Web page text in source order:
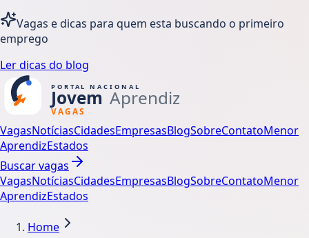
Vagas e dicas para quem esta buscando o primeiro
emprego
Ler dicas do blog
VagasNotíciasCidadesEmpresasBlogSobreContatoMenor
AprendizEstados
Buscar vagas
VagasNotíciasCidadesEmpresasBlogSobreContatoMenor
AprendizEstados
Home